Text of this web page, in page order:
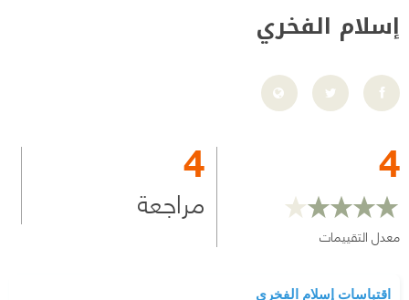
إسلام الفخري
4
معدل التقييمات
4
مراجعة
اقتباسات إسلام الفخري